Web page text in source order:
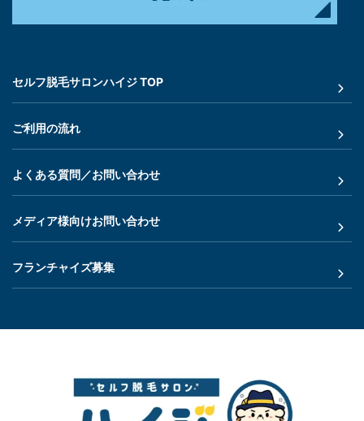
セルフ脱毛サロンハイジ TOP
ご利用の流れ
よくある質問／お問い合わせ
メディア様向けお問い合わせ
フランチャイズ募集